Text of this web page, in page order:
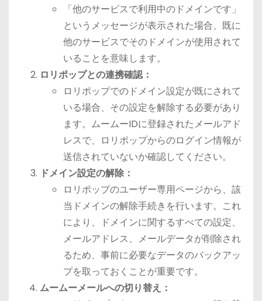
「他のサービスで利用中のドメインです」
というメッセージが表示された場合、既に
他のサービスでそのドメインが使用されて
いることを意味します。
ロリポップとの連携確認：
ロリポップでのドメイン設定が既にされて
いる場合、その設定を解除する必要があり
ます。ムームーIDに登録されたメールアド
レスで、ロリポップからのログイン情報が
送信されていないか確認してください。
ドメイン設定の解除：
ロリポップのユーザー専用ページから、該
当ドメインの解除手続きを行います。これ
により、ドメインに関するすべての設定、
メールアドレス、メールデータが削除され
るため、事前に必要なデータのバックアッ
プを取っておくことが重要です。
ムームーメールへの切り替え：